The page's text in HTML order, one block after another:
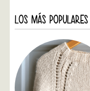
LOS MÁS POPULARES